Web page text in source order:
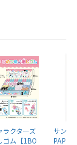
ラクターズ
ゴム【1BO
サンリ